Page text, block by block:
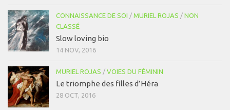
CONNAISSANCE DE SOI / MURIEL ROJAS / NON
CLASSÉ
Slow loving bio
14 NOV, 2016
MURIEL ROJAS / VOIES DU FÉMININ
Le triomphe des filles d’Héra
28 OCT, 2016